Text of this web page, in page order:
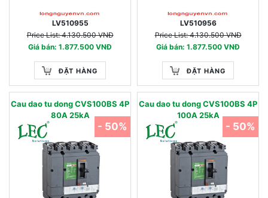
LV510955
Price List: 4.130.500 VNĐ
Giá bán: 1.877.500 VNĐ
ĐẶT HÀNG
LV510956
Price List: 4.130.500 VNĐ
Giá bán: 1.877.500 VNĐ
ĐẶT HÀNG
Cau dao tu dong CVS100BS 4P
80A 25kA
- 50%
Cau dao tu dong CVS100BS 4P
100A 25kA
- 50%